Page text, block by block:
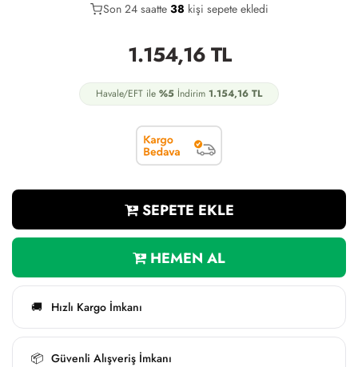
25
Son 24 saatte 38 kişi sepete ekledi
11
1.154,16TL
Havale/EFT ile %5 İndirim 1.154,16 TL
SEPETE EKLE
HEMEN AL
🚚 Hızlı Kargo İmkanı
📦 Güvenli Alışveriş İmkanı